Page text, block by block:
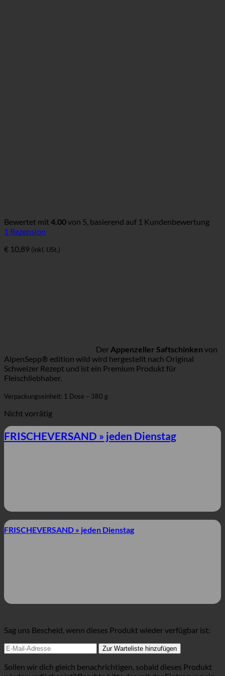
Bewertet mit 4.00von 5, basierend auf 1 Kundenbewertung
1 Rezension
€ 10,89 (inkl. USt.)
Der Appenzeller Saftschinken von
AlpenSepp® edition wild wird hergestellt nach Original
Schweizer Rezept und ist ein Premium Produkt für
Fleischliebhaber.
Verpackungseinheit: 1 Dose – 380 g
Nicht vorrätig
FRISCHEVERSAND » jeden Dienstag
FRISCHEVERSAND » jeden Dienstag
Sag uns Bescheid, wenn dieses Produkt wieder verfügbar ist:
Zur Warteliste hinzufügen
Sollen wir dich gleich benachrichtigen, sobald dieses Produkt